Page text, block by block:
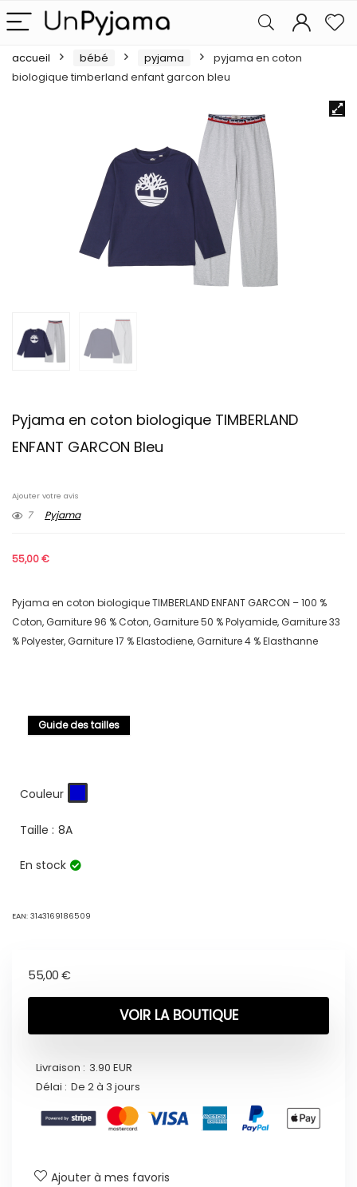
accueil bébé pyjama
pyjama en coton
biologique timberland enfant garcon bleu
Pyjama en coton biologique TIMBERLAND
ENFANT GARCON Bleu
Ajouter votre avis
7 Pyjama
55,00€
Pyjama en coton biologique TIMBERLAND ENFANT GARCON – 100 %
Coton, Garniture 96 % Coton, Garniture 50 % Polyamide, Garniture 33
% Polyester, Garniture 17 % Elastodiene, Garniture 4 % Elasthanne
Guide des tailles
Couleur
Taille : 8A
En stock
EAN: 3143169186509
55,00 €
VOIR LA BOUTIQUE
Livraison : 3.90 EUR
Délai : De 2 à 3 jours
Ajouter à mes favoris